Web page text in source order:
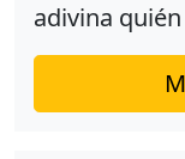
adivina